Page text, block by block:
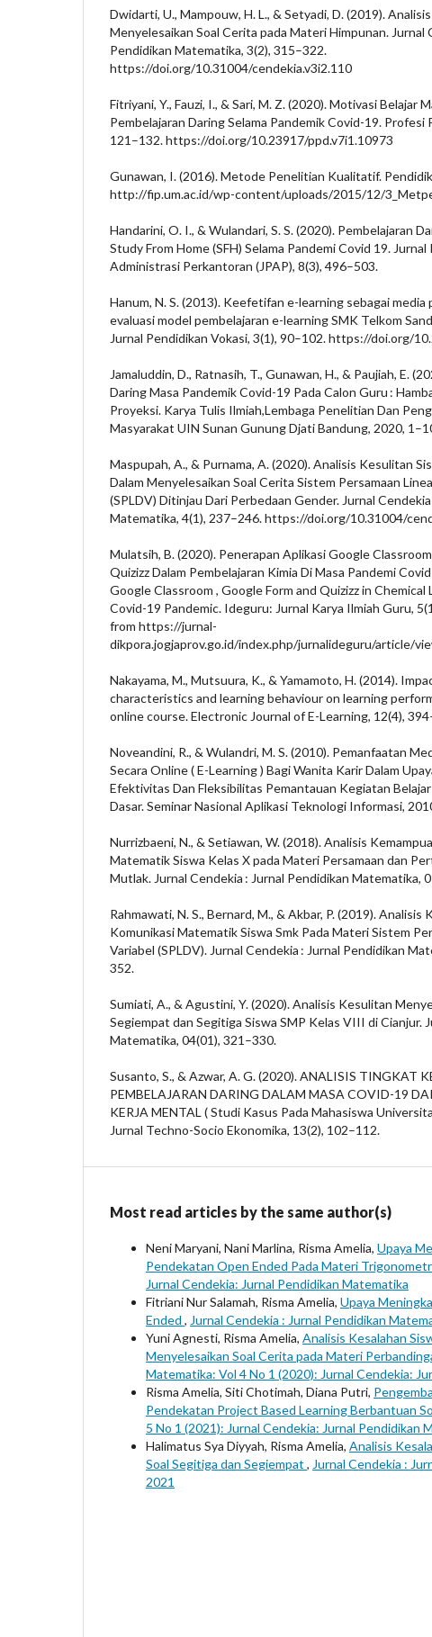
Dwidarti, U., Mampouw, H. L., & Setyadi, D. (2019).
Menyelesaikan Soal Cerita pada Materi Himpunan. Jurnal
Pendidikan Matematika, 3(2), 315–322.
https://doi.org/10.31004/cendekia.v3i2.110
Fitriyani, Y., Fauzi, I., & Sari, M. Z. (2020). Motivasi Belajar
Pembelajaran Daring Selama Pandemik Covid-19. Profesi
121–132. https://doi.org/10.23917/ppd.v7i1.10973
Gunawan, I. (2016). Metode Penelitian Kualitatif.
http://fip.um.ac.id/wp-content/uploads/2015/12/
Handarini, O. I., & Wulandari, S. S. (2020). Pembelajaran
Study From Home (SFH) Selama Pandemi Covid 19. Jurnal
Administrasi Perkantoran (JPAP), 8(3), 496–503.
Hanum, N. S. (2013). Keefetifan e-learning sebagai media
evaluasi model pembelajaran e-learning SMK Telkom
Jurnal Pendidikan Vokasi, 3(1), 90–102. https://doi.org/
Jamaluddin, D., Ratnasih, T., Gunawan, H., & Paujiah, E.
Daring Masa Pandemik Covid-19 Pada Calon Guru :
Proyeksi. Karya Tulis Ilmiah,Lembaga Penelitian Dan
Masyarakat UIN Sunan Gunung Djati Bandung, 2020,
Maspupah, A., & Purnama, A. (2020). Analisis Kesulitan
Dalam Menyelesaikan Soal Cerita Sistem Persamaan
(SPLDV) Ditinjau Dari Perbedaan Gender. Jurnal
Matematika, 4(1), 237–246. https://doi.org/10.31004/
Mulatsih, B. (2020). Penerapan Aplikasi Google
Quizizz Dalam Pembelajaran Kimia Di Masa Pandemi
Google Classroom , Google Form and Quizizz in
Covid-19 Pandemic. Ideguru: Jurnal Karya Ilmiah Guru,
from https://jurnal-
dikpora.jogjaprov.go.id/index.php/jurnalideguru/article/
Nakayama, M., Mutsuura, K., & Yamamoto, H. (2014).
characteristics and learning behaviour on learning
online course. Electronic Journal of E-Learning, 12(4),
Noveandini, R., & Wulandri, M. S. (2010). Pemanfaatan
Secara Online ( E-Learning ) Bagi Wanita Karir Dalam
Efektivitas Dan Fleksibilitas Pemantauan Kegiatan
Dasar. Seminar Nasional Aplikasi Teknologi Informasi,
Nurrizbaeni, N., & Setiawan, W. (2018). Analisis
Matematik Siswa Kelas X pada Materi Persamaan dan
Mutlak. Jurnal Cendekia : Jurnal Pendidikan Matematika,
Rahmawati, N. S., Bernard, M., & Akbar, P. (2019). Analisis
Komunikasi Matematik Siswa Smk Pada Materi Sistem
Variabel (SPLDV). Jurnal Cendekia : Jurnal Pendidikan
352.
Sumiati, A., & Agustini, Y. (2020). Analisis Kesulitan
Segiempat dan Segitiga Siswa SMP Kelas VIII di Cianjur.
Matematika, 04(01), 321–330.
Susanto, S., & Azwar, A. G. (2020). ANALISIS TINGKAT
PEMBELAJARAN DARING DALAM MASA COVID-19
KERJA MENTAL ( Studi Kasus Pada Mahasiswa
Jurnal Techno-Socio Ekonomika, 13(2), 102–112.
Most read articles by the same author(s)
Neni Maryani, Nani Marlina, Risma Amelia, Upaya
Pendekatan Open Ended Pada Materi
Jurnal Cendekia: Jurnal Pendidikan Matematika
Fitriani Nur Salamah, Risma Amelia, Upaya
Ended , Jurnal Cendekia : Jurnal Pendidikan
Yuni Agnesti, Risma Amelia, Analisis Kesalahan
Menyelesaikan Soal Cerita pada Materi
Matematika: Vol 4 No 1 (2020): Jurnal Cendekia:
Risma Amelia, Siti Chotimah, Diana Putri,
Pendekatan Project Based Learning Berbantuan
5 No 1 (2021): Jurnal Cendekia: Jurnal Pendidikan
Halimatus Sya Diyyah, Risma Amelia, Analisis
Soal Segitiga dan Segiempat , Jurnal Cendekia :
2021